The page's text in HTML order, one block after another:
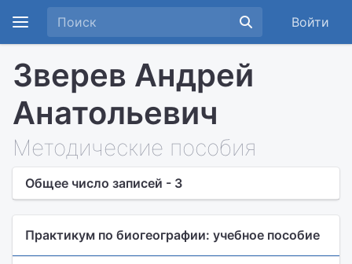
Войти
Зверев Андрей
Анатольевич
Методические пособия
Общее число записей - 3
Практикум по биогеографии: учебное пособие